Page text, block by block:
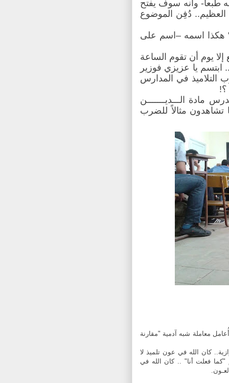
طبعاً- وأنه سوف يفتح
دُفِن الموضوع
هكذا اسمه –اسم على
يوم أن تقوم الساعة
ابتسم يا عزيزي فوزير
التلاميذ في المدارس
؟!
الـــديـــــــن
تشاهدون مثالاً للضرب
معاملة شبه آدمية "مقارنة
كان الله في عون تلميذ لا
"كما فعلت أنا" .. كان الله في